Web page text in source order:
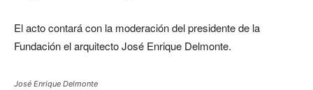
El acto contará con la moderación del presidente de la
Fundación el arquitecto José Enrique Delmonte.
José Enrique Delmonte